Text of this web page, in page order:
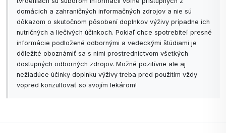
domácich a zahraničných informačných zdrojov a nie sú
dôkazom o skutočnom pôsobení doplnkov výživy prípadne ich
nutričných a liečivých účinkoch. Pokiaľ chce spotrebiteľ presné
informácie podložené odbornými a vedeckými štúdiami je
dôležité oboznámiť sa s nimi prostredníctvom všetkých
dostupných odborných zdrojov. Možné pozitívne ale aj
nežiadúce účinky doplnku výživy treba pred použitím vždy
vopred konzultovať so svojím lekárom!